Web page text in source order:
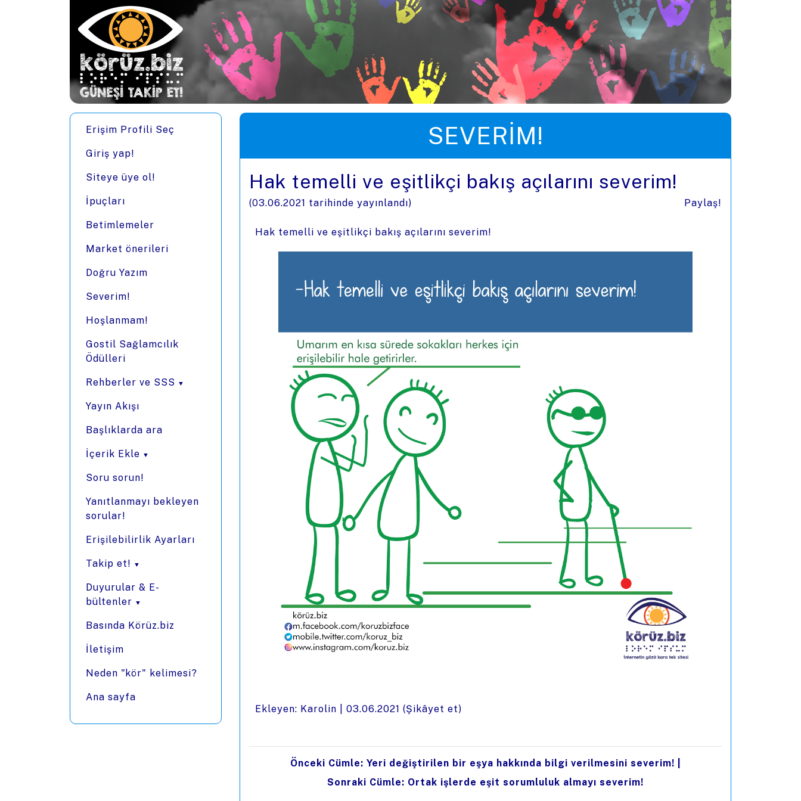
Ana içeriğe zıpla
Erişim Profili Seç
Giriş yap!
Siteye üye ol!
İpuçları
Betimlemeler
Market önerileri
Doğru Yazım
Severim!
Hoşlanmam!
Gostil Sağlamcılık
Ödülleri
Rehberler ve SSS
Yayın Akışı
Başlıklarda ara
İçerik Ekle
Soru sorun!
Yanıtlanmayı bekleyen
sorular!
Erişilebilirlik Ayarları
Takip et!
Duyurular & E-
bültenler
Basında Körüz.biz
İletişim
Neden "kör" kelimesi?
Ana sayfa
SEVERIM!
Hak temelli ve eşitlikçi bakış açılarını severim!
(03.06.2021 tarihinde yayınlandı) Paylaş!
Hak temelli ve eşitlikçi bakış açılarını severim!
Ekleyen: Karolin | 03.06.2021 (Şikâyet et)
Önceki Cümle: Yeri değiştirilen bir eşya hakkında bilgi verilmesini severim!
Sonraki Cümle: Ortak işlerde eşit sorumluluk almayı severim!